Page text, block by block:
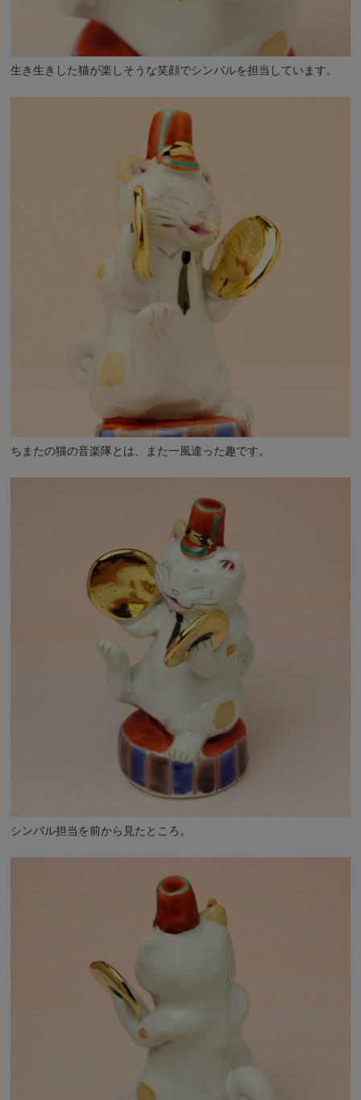
生き生きした猫が楽しそうな笑顔でシンバルを担当しています。
ちまたの猫の音楽隊とは、また一風違った趣です。
シンバル担当を前から見たところ。